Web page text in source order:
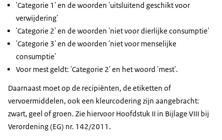
'Categorie 1' en de woorden 'uitsluitend geschikt voor
verwijdering'
'Categorie 2' en de woorden 'niet voor dierlijke consumptie'
'Categorie 3' en de woorden 'niet voor menselijke
consumptie'
Voor mest geldt: 'Categorie 2' en het woord 'mest'.
Daarnaast moet op de recipiënten, de etiketten of
vervoermiddelen, ook een kleurcodering zijn aangebracht:
zwart, geel of groen. Zie hiervoor Hoofdstuk II in Bijlage VIII bij
Verordening (EG) nr. 142/2011.